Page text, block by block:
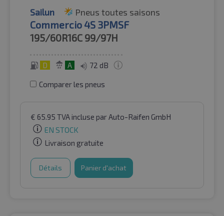
Sailun Pneus toutes saisons
Commercio 4S 3PMSF
195/60R16C 99/97H
D A 72 dB
Comparer les pneus
€ 65.95 TVA incluse par Auto-Raifen GmbH
EN STOCK
Livraison gratuite
Détails Panier d'achat